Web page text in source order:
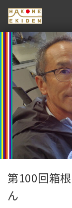
第100回箱
ん